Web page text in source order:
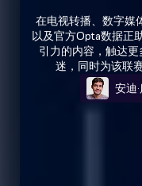
在电视转播、数字媒
以及官方Opta数据正
引力的内容，触达
迷，同时为该联
安迪